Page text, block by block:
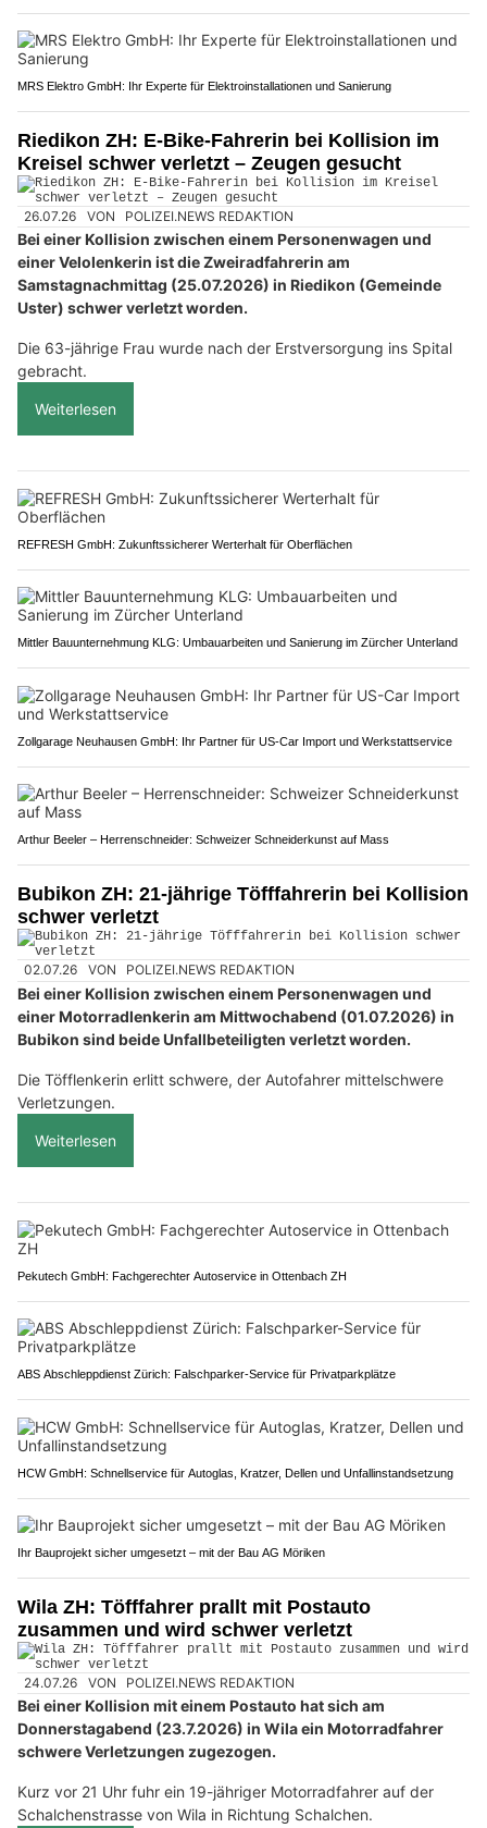
MRS Elektro GmbH: Ihr Experte für Elektroinstallationen und Sanierung
Riedikon ZH: E-Bike-Fahrerin bei Kollision im
Kreisel schwer verletzt – Zeugen gesucht
26.07.26 VON POLIZEI.NEWS REDAKTION
Bei einer Kollision zwischen einem Personenwagen und
einer Velolenkerin ist die Zweiradfahrerin am
Samstagnachmittag (25.07.2026) in Riedikon (Gemeinde
Uster) schwer verletzt worden.
Die 63-jährige Frau wurde nach der Erstversorgung ins Spital
gebracht.
Weiterlesen
REFRESH GmbH: Zukunftssicherer Werterhalt für Oberflächen
Mittler Bauunternehmung KLG: Umbauarbeiten und Sanierung im Zürcher Unterland
Zollgarage Neuhausen GmbH: Ihr Partner für US-Car Import und Werkstattservice
Arthur Beeler – Herrenschneider: Schweizer Schneiderkunst auf Mass
Bubikon ZH: 21-jährige Töfffahrerin bei Kollision
schwer verletzt
02.07.26 VON POLIZEI.NEWS REDAKTION
Bei einer Kollision zwischen einem Personenwagen und
einer Motorradlenkerin am Mittwochabend (01.07.2026) in
Bubikon sind beide Unfallbeteiligten verletzt worden.
Die Töfflenkerin erlitt schwere, der Autofahrer mittelschwere
Verletzungen.
Weiterlesen
Pekutech GmbH: Fachgerechter Autoservice in Ottenbach ZH
ABS Abschleppdienst Zürich: Falschparker-Service für Privatparkplätze
HCW GmbH: Schnellservice für Autoglas, Kratzer, Dellen und Unfallinstandsetzung
Ihr Bauprojekt sicher umgesetzt – mit der Bau AG Möriken
Wila ZH: Töfffahrer prallt mit Postauto
zusammen und wird schwer verletzt
24.07.26 VON POLIZEI.NEWS REDAKTION
Bei einer Kollision mit einem Postauto hat sich am
Donnerstagabend (23.7.2026) in Wila ein Motorradfahrer
schwere Verletzungen zugezogen.
Kurz vor 21 Uhr fuhr ein 19-jähriger Motorradfahrer auf der
Schalchenstrasse von Wila in Richtung Schalchen.